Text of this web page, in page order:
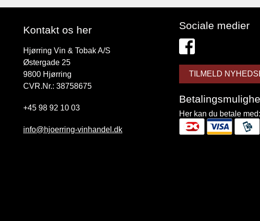
Kontakt os her
Hjørring Vin & Tobak A/S
Østergade 25
9800 Hjørring
CVR.Nr.: 38758675
+45 98 92 10 03
info@hjoerring-vinhandel.dk
Sociale medier
TILMELD
Her kan du betale med: